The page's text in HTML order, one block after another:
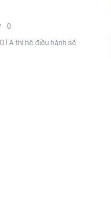
0
thì hệ điều hành sẽ